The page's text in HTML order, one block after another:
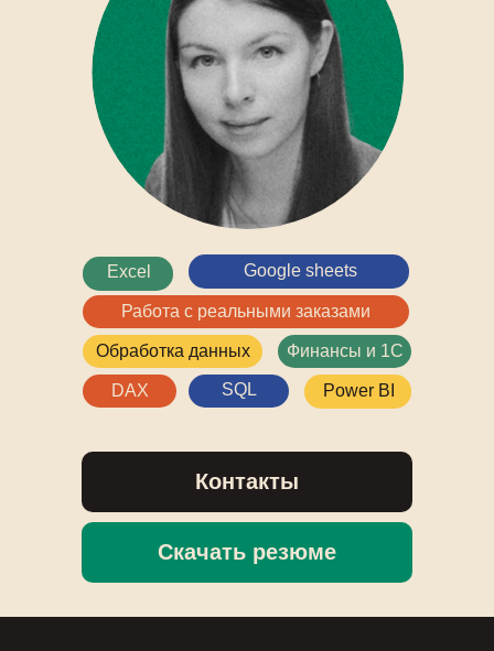
Скачать резюме
Контакты
Обработка данных
Excel
SQL
DAX Power BI
Финансы и 1С
Работа с реальными заказами
Google sheets